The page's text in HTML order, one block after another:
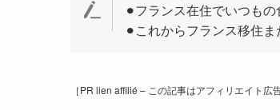
⚫︎フランス在住でいつも
⚫︎これからフランス移住
［PR lien affilié – この記事はアフィリエイト広